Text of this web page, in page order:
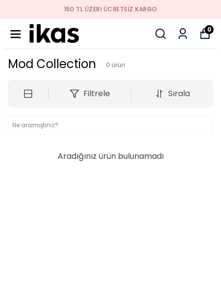
150 TL ÜZERI ÜCRETSIZ KARGO
0
Mod Collection 0 ürün
Filtrele Sırala
Aradığınız ürün bulunamadı